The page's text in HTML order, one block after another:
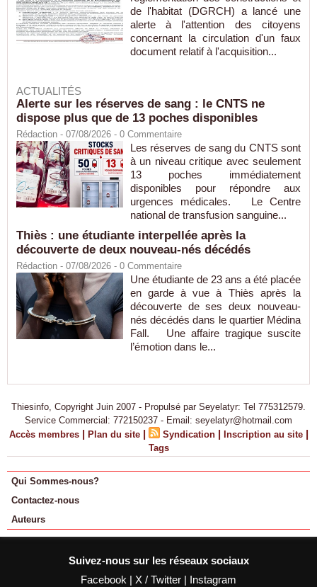
de l'habitat (DGRCH) a lancé une
alerte à l'attention des citoyens
concernant la circulation d'un faux
document relatif à l'acquisition...
ACTUALITÉS
Alerte sur les réserves de sang : le CNTS ne
dispose plus que de 13 poches disponibles
Rédaction - 07/08/2026 - 0 Commentaire
Les réserves de sang du CNTS sont
à un niveau critique avec seulement
13 poches immédiatement
disponibles pour répondre aux
urgences médicales. Le Centre
national de transfusion sanguine...
Thiès : une étudiante interpellée après la
découverte de deux nouveau-nés décédés
Rédaction - 07/08/2026 - 0 Commentaire
Une étudiante de 23 ans a été placée
en garde à vue à Thiès après la
découverte de ses deux nouveau-
nés décédés dans le quartier Médina
Fall. Une affaire tragique suscite
l’émotion dans le...
Thiesinfo, Copyright Juin 2007 - Propulsé par Seyelatyr: Tel 775312579.
Service Commercial: 772150237 - Email: seyelatyr@hotmail.com
Accès membres | Plan du site | Syndication | Inscription au site |
Tags
Qui Sommes-nous?
Contactez-nous
Auteurs
Suivez-nous sur les réseaux sociaux
Facebook | X / Twitter | Instagram